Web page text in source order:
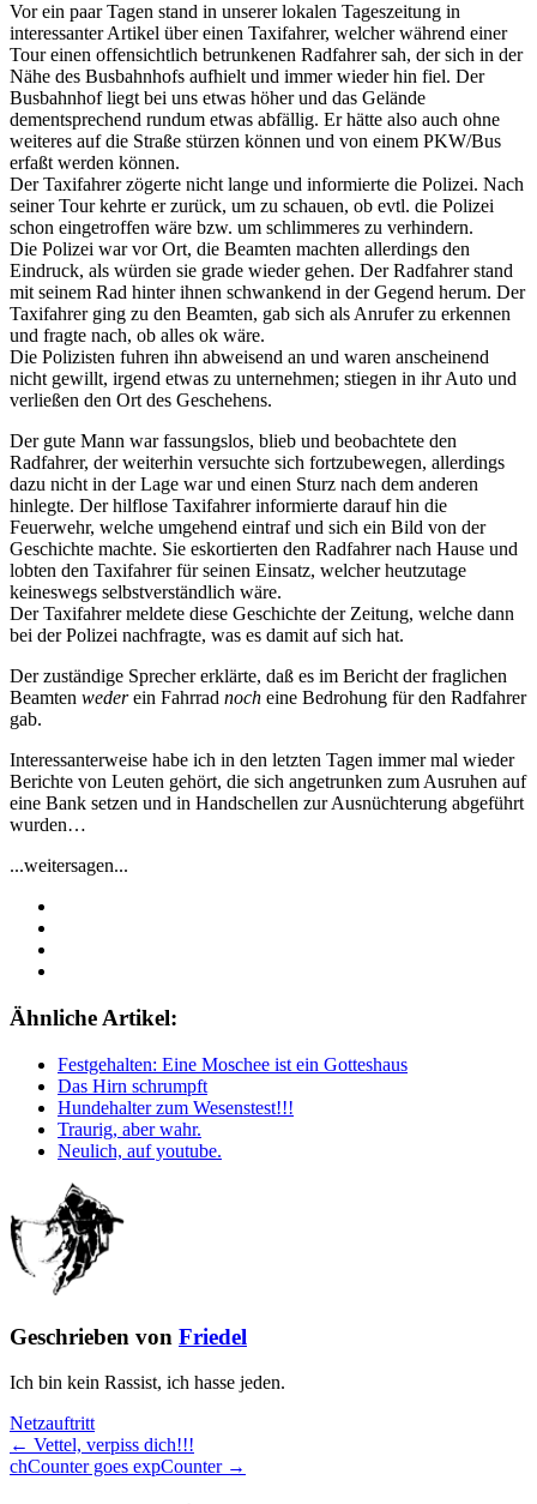
Vor ein paar Tagen stand in unserer lokalen Tageszeitung in
interessanter Artikel über einen Taxifahrer, welcher während einer
Tour einen offensichtlich betrunkenen Radfahrer sah, der sich in der
Nähe des Busbahnhofs aufhielt und immer wieder hin fiel. Der
Busbahnhof liegt bei uns etwas höher und das Gelände
dementsprechend rundum etwas abfällig. Er hätte also auch ohne
weiteres auf die Straße stürzen können und von einem PKW/Bus
erfaßt werden können.
Der Taxifahrer zögerte nicht lange und informierte die Polizei. Nach
seiner Tour kehrte er zurück, um zu schauen, ob evtl. die Polizei
schon eingetroffen wäre bzw. um schlimmeres zu verhindern.
Die Polizei war vor Ort, die Beamten machten allerdings den
Eindruck, als würden sie grade wieder gehen. Der Radfahrer stand
mit seinem Rad hinter ihnen schwankend in der Gegend herum. Der
Taxifahrer ging zu den Beamten, gab sich als Anrufer zu erkennen
und fragte nach, ob alles ok wäre.
Die Polizisten fuhren ihn abweisend an und waren anscheinend
nicht gewillt, irgend etwas zu unternehmen; stiegen in ihr Auto und
verließen den Ort des Geschehens.
Der gute Mann war fassungslos, blieb und beobachtete den
Radfahrer, der weiterhin versuchte sich fortzubewegen, allerdings
dazu nicht in der Lage war und einen Sturz nach dem anderen
hinlegte. Der hilflose Taxifahrer informierte darauf hin die
Feuerwehr, welche umgehend eintraf und sich ein Bild von der
Geschichte machte. Sie eskortierten den Radfahrer nach Hause und
lobten den Taxifahrer für seinen Einsatz, welcher heutzutage
keineswegs selbstverständlich wäre.
Der Taxifahrer meldete diese Geschichte der Zeitung, welche dann
bei der Polizei nachfragte, was es damit auf sich hat.
Der zuständige Sprecher erklärte, daß es im Bericht der fraglichen
Beamten wederein Fahrrad noch eine Bedrohung für den Radfahrer
gab.
Interessanterweise habe ich in den letzten Tagen immer mal wieder
Berichte von Leuten gehört, die sich angetrunken zum Ausruhen auf
eine Bank setzen und in Handschellen zur Ausnüchterung abgeführt
wurden…
...weitersagen...
Ähnliche Artikel:
Festgehalten: Eine Moschee ist ein Gotteshaus
Das Hirn schrumpft
Hundehalter zum Wesenstest!!!
Traurig, aber wahr.
Neulich, auf youtube.
Geschrieben von Friedel
Ich bin kein Rassist, ich hasse jeden.
Netzauftritt
← Vettel, verpiss dich!!!
chCounter goes expCounter →